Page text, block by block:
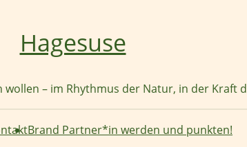
Hagesuse
– im Rhythmus der Natur, in der Kraft
Brand Partner*in werden und punkten!